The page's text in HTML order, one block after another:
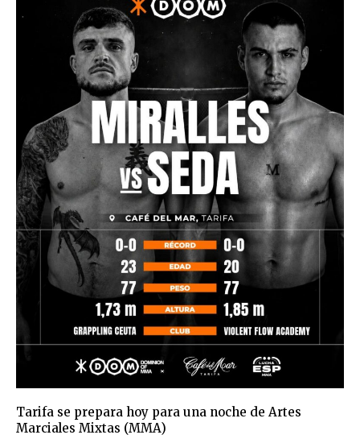
Tarifa se prepara hoy para una noche de Artes
Marciales Mixtas (MMA)